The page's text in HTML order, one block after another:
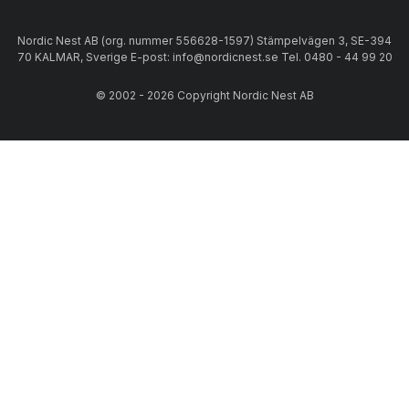
Nordic Nest AB (org. nummer 556628-1597) Stämpelvägen 3, SE-394
70 KALMAR, Sverige E-post: info@nordicnest.se Tel. 0480 - 44 99 20
© 2002 - 2026 Copyright Nordic Nest AB